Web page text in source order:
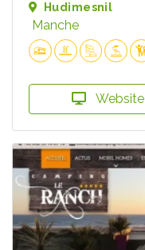
Hudimesnil
Manche
Website